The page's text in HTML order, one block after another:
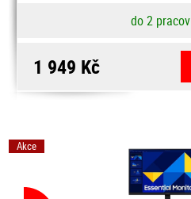
do 2
1 949 Kč
Akce